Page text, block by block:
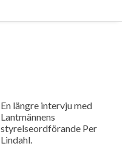
En längre intervju med
Lantmännens
styrelseordförande Per
Lindahl.